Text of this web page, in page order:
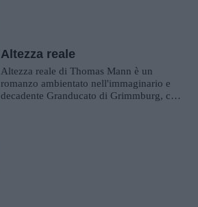
Altezza reale
Altezza reale di Thomas Mann è un
romanzo ambientato nell'immaginario e
decadente Granducato di Grimmburg, che